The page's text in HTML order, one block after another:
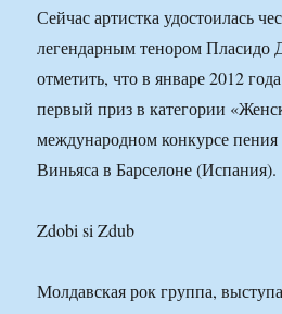
Сейчас артистка удостоилась
легендарным тенором Пласидо
отметить, что в январе 2012
первый приз в категории
международном конкурсе
Виньяса в Барселоне (Испания).
Zdobi si Zdub
Молдавская рок группа,